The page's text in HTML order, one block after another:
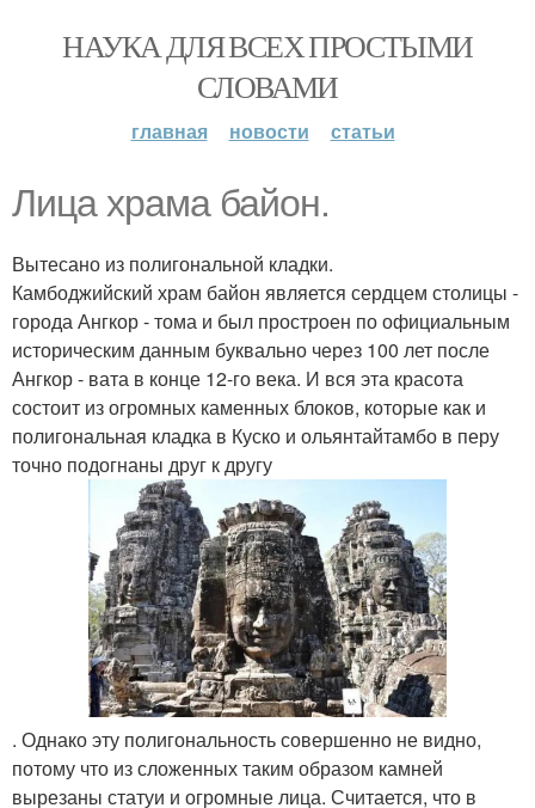
НАУКА ДЛЯ ВСЕХ ПРОСТЫМИ
СЛОВАМИ
главная новости статьи
Лица храма байон.
Вытесано из полигональной кладки.
Камбоджийский храм байон является сердцем столицы -
города Ангкор - тома и был простроен по официальным
историческим данным буквально через 100 лет после
Ангкор - вата в конце 12-го века. И вся эта красота
состоит из огромных каменных блоков, которые как и
полигональная кладка в Куско и ольянтайтамбо в перу
точно подогнаны друг к другу
. Однако эту полигональность совершенно не видно,
потому что из сложенных таким образом камней
вырезаны статуи и огромные лица. Считается, что в